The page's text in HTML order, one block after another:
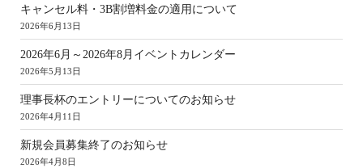
キャンセル料・3B割増料金の適用について
2026年6月13日
2026年6月～2026年8月イベントカレンダー
2026年5月13日
理事長杯のエントリーについてのお知らせ
2026年4月11日
新規会員募集終了のお知らせ
2026年4月8日